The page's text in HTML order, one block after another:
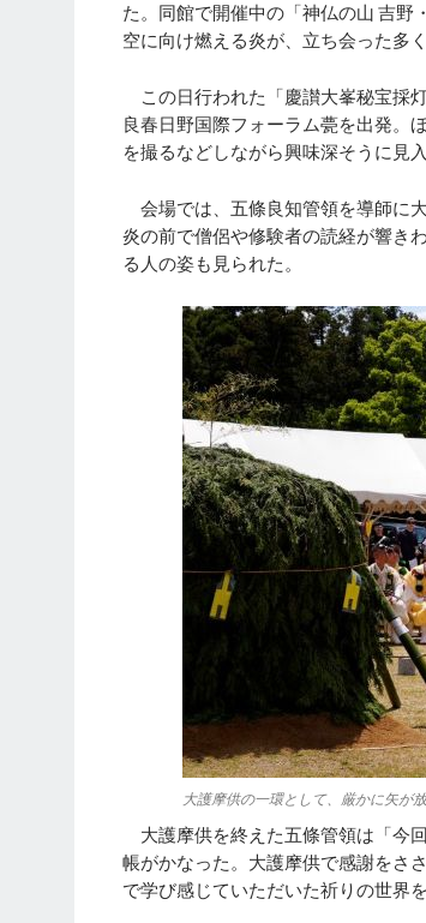
た。同館で開催中の「神仏の山 吉
空に向け燃える炎が、立ち会った多
この日行われた「慶讃大峯秘宝採
良春日野国際フォーラム甍を出発。
を撮るなどしながら興味深そうに見入
会場では、五條良知管領を導師に
炎の前で僧侶や修験者の読経が響き
る人の姿も見られた。
大護摩供の一環として、厳かに矢が
大護摩供を終えた五條管領は「今
帳がかなった。大護摩供で感謝をさ
で学び感じていただいた祈りの世界